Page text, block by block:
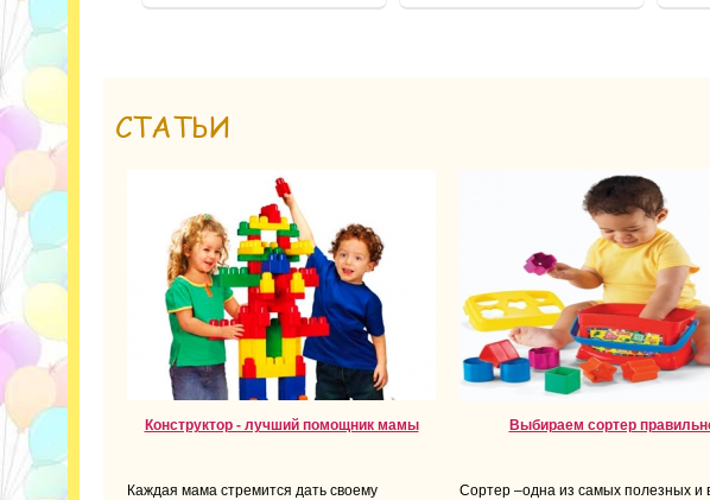
СТАТЬИ
Конструктор - лучший помощник мамы
Каждая мама стремится дать своему
Выбираем сортер
Сортер –одна из самых полезных и